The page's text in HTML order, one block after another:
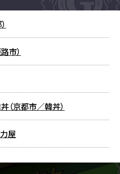
市）
（京都市／韓丼）
屋